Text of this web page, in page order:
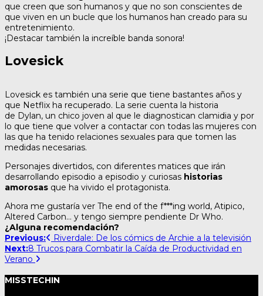
que creen que son humanos y que no son conscientes de
que viven en un bucle que los humanos han creado para su
entretenimiento.
¡Destacar también la increíble banda sonora!
Lovesick
Lovesick es también una serie que tiene bastantes años y
que Netflix ha recuperado. La serie cuenta la historia
de Dylan, un chico joven al que le diagnostican clamidia y por
lo que tiene que volver a contactar con todas las mujeres con
las que ha tenido relaciones sexuales para que tomen las
medidas necesarias.
Personajes divertidos, con diferentes matices que irán
desarrollando episodio a episodio y curiosas historias
amorosas que ha vivido el protagonista.
Ahora me gustaría ver The end of the f***ing world, Atipico,
Altered Carbon… y tengo siempre pendiente Dr Who.
¿Alguna recomendación?
Post
navigation
Previous:
Riverdale: De los cómics de Archie a la televisión
Next:8 Trucos para Combatir la Caída de Productividad en
Verano
MISSTECHIN